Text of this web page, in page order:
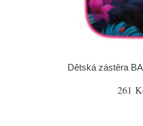
Dětská zástěra
261